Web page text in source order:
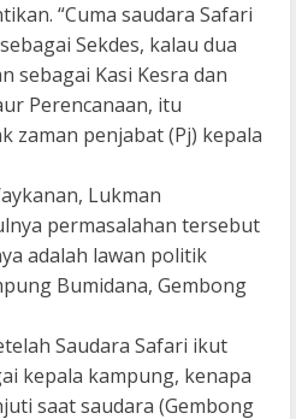
“Cuma saudara Safari
Sekdes, kalau dua
sebagai Kasi Kesra dan
Perencanaan, itu
zaman penjabat (Pj) kepala
Lukman
permasalahan tersebut
adalah lawan politik
Bumidana, Gembong
Saudara Safari ikut
kepala kampung, kenapa
saat saudara (Gembong